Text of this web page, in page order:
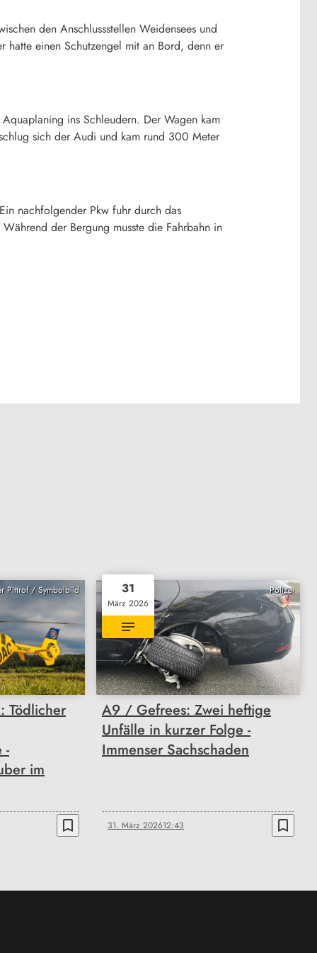
den Anschlussstellen Weidensees und
hatte einen Schutzengel mit an Bord, denn er
ins Schleudern. Der Wagen kam
sich der Audi und kam rund 300 Meter
nachfolgender Pkw fuhr durch das
der Bergung musste die Fahrbahn in
Pittrof / Symbolbild
Tödlicher
-
im
bookmark_border
Polizei
31
März 2026
A9 / Gefrees: Zwei heftige
Unfälle in kurzer Folge -
Immenser Sachschaden
31. März 202612:43 bookmark_border